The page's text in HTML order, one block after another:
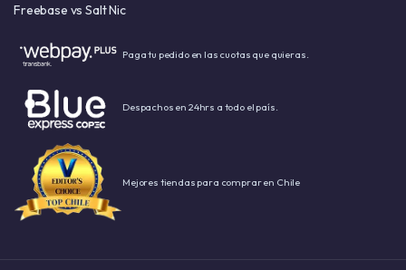
Freebase vs Salt Nic
Paga tu pedido en las cuotas que quieras.
Despachos en 24hrs a todo el país.
Mejores tiendas para comprar en Chile